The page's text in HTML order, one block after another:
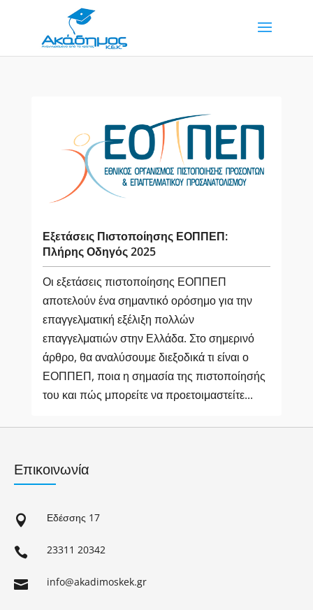
Εξετάσεις Πιστοποίησης ΕΟΠΠΕΠ:
Πλήρης Οδηγός 2025
Οι εξετάσεις πιστοποίησης ΕΟΠΠΕΠ
αποτελούν ένα σημαντικό ορόσημο για την
επαγγελματική εξέλιξη πολλών
επαγγελματιών στην Ελλάδα. Στο σημερινό
άρθρο, θα αναλύσουμε διεξοδικά τι είναι ο
ΕΟΠΠΕΠ, ποια η σημασία της πιστοποίησής
του και πώς μπορείτε να προετοιμαστείτε...
Επικοινωνία
 Εδέσσης 17
 23311 20342
 info@akadimoskek.gr